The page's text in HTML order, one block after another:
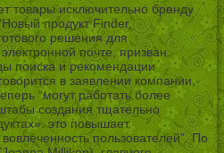
товары исключительно бренду
продукт Finder,
решения для
почте, призван
поиска и рекомендации
в заявлении компании,
“могут работать более
создания тщательно
это повышает
пользователей”. По